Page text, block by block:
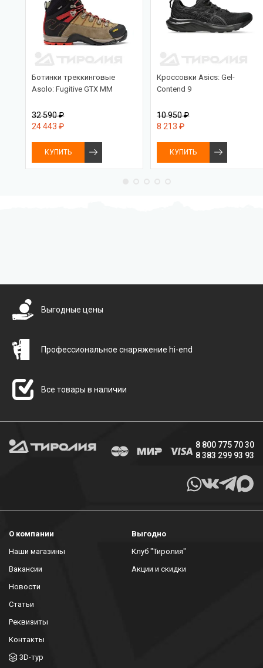
Ботинки треккинговые
Asolo: Fugitive GTX MM
32 590 ₽
24 443 ₽
КУПИТЬ
Кроссовки Asics: Gel-
Contend 9
10 950 ₽
8 213 ₽
КУПИТЬ
Выгодные цены
Профессиональное снаряжение hi-end
Все товары в наличии
8 800 775 70 30
8 383 299 93 93
О компании
Наши магазины
Вакансии
Новости
Статьи
Реквизиты
Контакты
3D-тур
Выгодно
Клуб "Тиролия"
Акции и скидки